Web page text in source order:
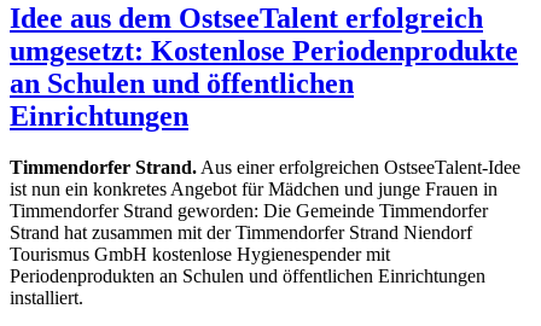
Idee aus dem OstseeTalent erfolgreich
umgesetzt: Kostenlose Periodenprodukte
an Schulen und öffentlichen
Einrichtungen
Timmendorfer Strand. Aus einer erfolgreichen OstseeTalent-Idee
ist nun ein konkretes Angebot für Mädchen und junge Frauen in
Timmendorfer Strand geworden: Die Gemeinde Timmendorfer
Strand hat zusammen mit der Timmendorfer Strand Niendorf
Tourismus GmbH kostenlose Hygienespender mit
Periodenprodukten an Schulen und öffentlichen Einrichtungen
installiert.